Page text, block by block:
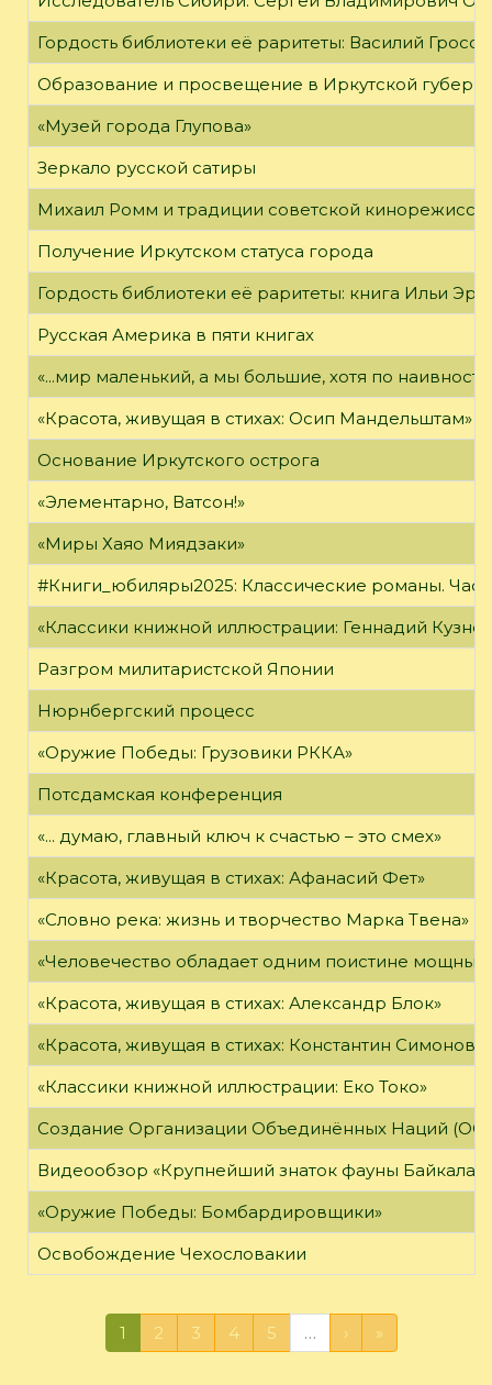
Гордость библиотеки её раритеты: Василий
Образование и просвещение в Иркутской
«Музей города Глупова»
Зеркало русской сатиры
Михаил Ромм и традиции советской
Получение Иркутском статуса города
Гордость библиотеки её раритеты: книга Ильи
Русская Америка в пяти книгах
«...мир маленький, а мы большие, хотя по
«Красота, живущая в стихах: Осип Мандельштам»
Основание Иркутского острога
«Элементарно, Ватсон!»
«Миры Хаяо Миядзаки»
#Книги_юбиляры2025: Классические романы.
«Классики книжной иллюстрации: Геннадий
Разгром милитаристской Японии
Нюрнбергский процесс
«Оружие Победы: Грузовики РККА»
Потсдамская конференция
«... думаю, главный ключ к счастью – это смех»
«Красота, живущая в стихах: Афанасий Фет»
«Словно река: жизнь и творчество Марка Твена»
«Человечество обладает одним поистине
«Красота, живущая в стихах: Александр Блок»
«Красота, живущая в стихах: Константин Симонов»
«Классики книжной иллюстрации: Еко Токо»
Создание Организации Объединённых Наций
Видеообзор «Крупнейший знаток фауны Байкала»
«Оружие Победы: Бомбардировщики»
Освобождение Чехословакии
1 2 3 4 5 … › »